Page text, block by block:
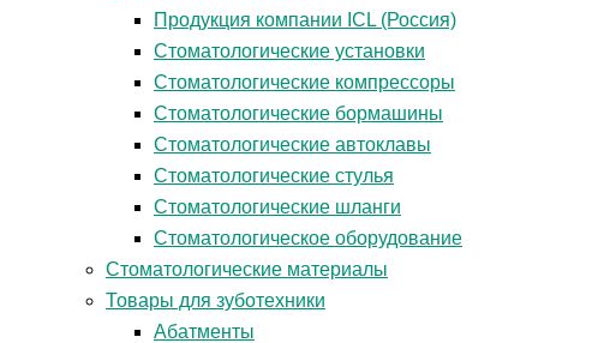
Продукция компании ICL (Россия)
Стоматологические установки
Стоматологические компрессоры
Стоматологические бормашины
Стоматологические автоклавы
Стоматологические стулья
Стоматологические шланги
Стоматологическое оборудование
Стоматологические материалы
Товары для зуботехники
Абатменты